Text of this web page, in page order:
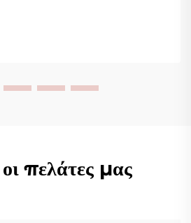
αποδοτικότητας, οικονομικές και
πελάτες μας